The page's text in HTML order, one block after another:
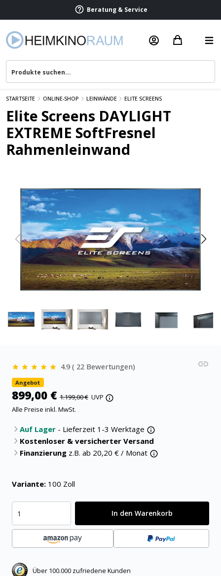
Beratung & Service
STARTSEITE ONLINE-SHOP LEINWÄNDE ELITE SCREENS
Elite Screens DAYLIGHT
EXTREME SoftFresnel
Rahmenleinwand
4.9 ( 22 Bewertungen)
Angebot
899,00 € 1.199,00 € UVP
Alle Preise inkl. MwSt.
Auf Lager - Lieferzeit 1-3 Werktage
Kostenloser & versicherter Versand
Finanzierung z.B. ab 20,20 € / Monat
Variante: 100 Zoll
In den Warenkorb
Über 100.000 zufriedene Kunden